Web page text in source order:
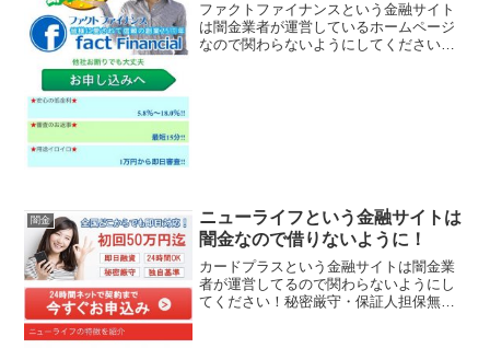
ファクトファイナンスという金融サイト
は闇金業者が運営しているホームページ
なので関わらないようにしてください！
闇金
ニューライフという金融サイトは
闇金なので借りないように！
カードプラスという金融サイトは闇金業
者が運営してるので関わらないようにし
てください！秘密厳守・保証人担保無